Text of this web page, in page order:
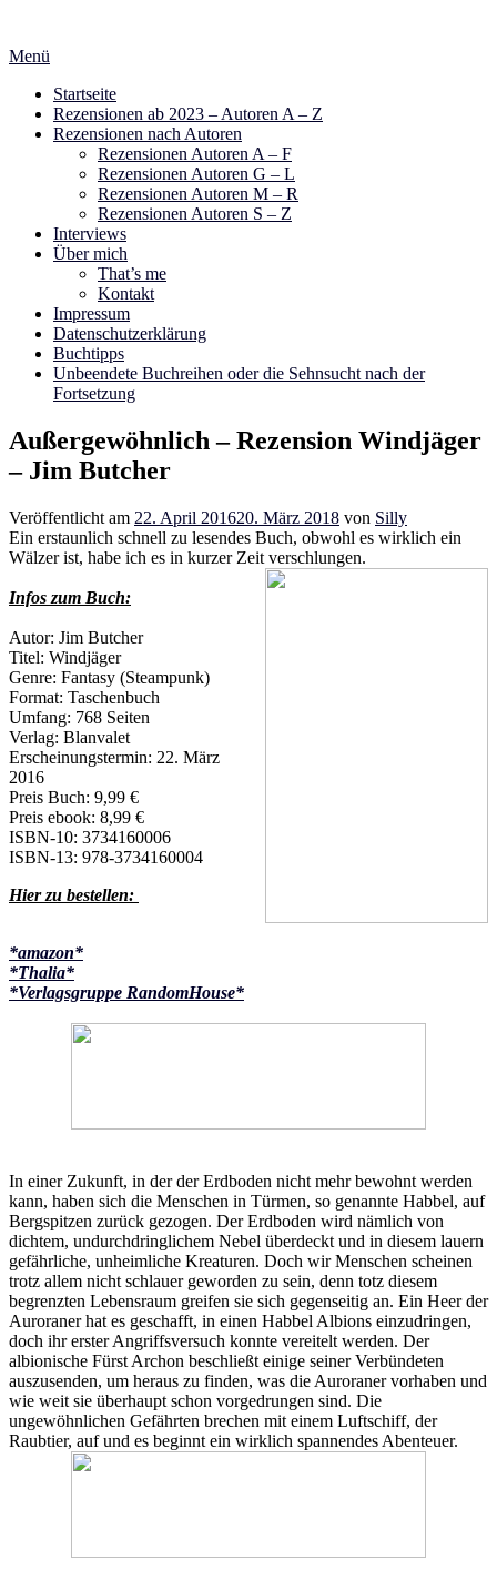
springen
Menü
Startseite
Rezensionen ab 2023 – Autoren A – Z
Rezensionen nach Autoren
Rezensionen Autoren A – F
Rezensionen Autoren G – L
Rezensionen Autoren M – R
Rezensionen Autoren S – Z
Interviews
Über mich
That’s me
Kontakt
Impressum
Datenschutzerklärung
Buchtipps
Unbeendete Buchreihen oder die Sehnsucht nach der
Fortsetzung
Außergewöhnlich – Rezension Windjäger
– Jim Butcher
Veröffentlicht am 22. April 201620. März 2018 von Silly
Ein erstaunlich schnell zu lesendes Buch, obwohl es wirklich ein
Wälzer ist, habe ich es in kurzer Zeit verschlungen.
Infos zum Buch:
Autor: Jim Butcher
Titel: Windjäger
Genre: Fantasy (Steampunk)
Format: Taschenbuch
Umfang: 768 Seiten
Verlag: Blanvalet
Erscheinungstermin: 22. März
2016
Preis Buch: 9,99 €
Preis ebook: 8,99 €
ISBN-10: 3734160006
ISBN-13: 978-3734160004
Hier zu bestellen:
*amazon*
*Thalia*
*Verlagsgruppe RandomHouse*
In einer Zukunft, in der der Erdboden nicht mehr bewohnt werden
kann, haben sich die Menschen in Türmen, so genannte Habbel, auf
Bergspitzen zurück gezogen. Der Erdboden wird nämlich von
dichtem, undurchdringlichem Nebel überdeckt und in diesem lauern
gefährliche, unheimliche Kreaturen. Doch wir Menschen scheinen
trotz allem nicht schlauer geworden zu sein, denn totz diesem
begrenzten Lebensraum greifen sie sich gegenseitig an. Ein Heer der
Auroraner hat es geschafft, in einen Habbel Albions einzudringen,
doch ihr erster Angriffsversuch konnte vereitelt werden. Der
albionische Fürst Archon beschließt einige seiner Verbündeten
auszusenden, um heraus zu finden, was die Auroraner vorhaben und
wie weit sie überhaupt schon vorgedrungen sind. Die
ungewöhnlichen Gefährten brechen mit einem Luftschiff, der
Raubtier, auf und es beginnt ein wirklich spannendes Abenteuer.